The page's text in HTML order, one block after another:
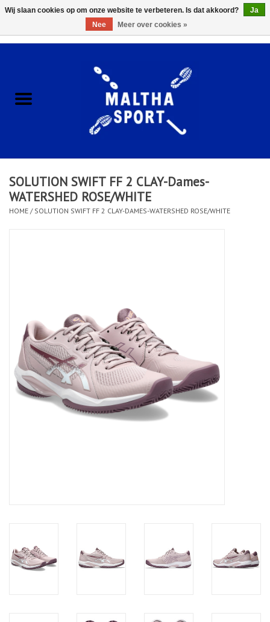
ACCESSOIRES/HARDWARE
KLEDING
CLUBSHOPS
Merken
SOLUTION SWIFT FF 2 CLAY-Dames-
WATERSHED ROSE/WHITE
HOME / SOLUTION SWIFT FF 2 CLAY-DAMES-WATERSHED ROSE/WHITE
Wij slaan cookies op om onze website te verbeteren. Is dat akkoord?
Ja
Nee
Meer over cookies »